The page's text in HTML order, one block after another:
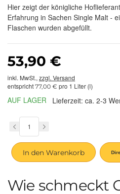
Hier zeigt der königliche
Erfahrung in Sachen Single Malt -
Flaschen wurden abgefüllt.
53,90 €
inkl. MwSt., zzgl. Versand
entspricht 77,00 € pro 1 Liter (l)
AUF LAGER Lieferzeit: ca. 2-3
In den Warenkorb
Wie schmeckt